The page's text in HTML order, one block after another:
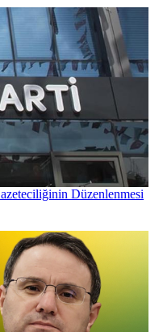
Düzenlenmesi